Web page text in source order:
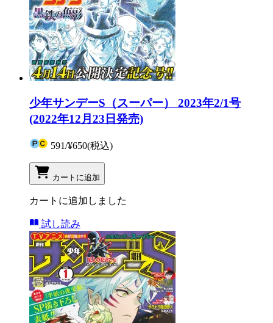
少年サンデーS（スーパー） 2023年2/1号
(2022年12月23日発売)
591/¥650(税込)
カートに追加
カートに追加しました
試し読み